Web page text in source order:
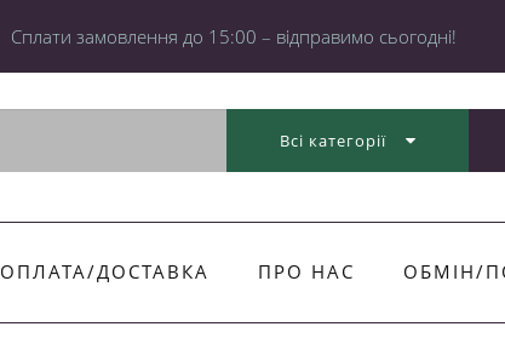
Cплати замовлення до 15:00 – відправимо сьогодні!
Всі категорії
ОПЛАТА/ДОСТАВКА ПРО НАС ОБМІН/